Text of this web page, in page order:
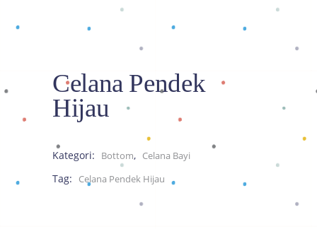
Celana Pendek
Hijau
Kategori: Bottom, Celana Bayi
Tag: Celana Pendek Hijau